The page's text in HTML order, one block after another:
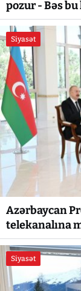
pozur - Bəs bu
Siyasət
Azərbaycan
telekanalına
Siyasət